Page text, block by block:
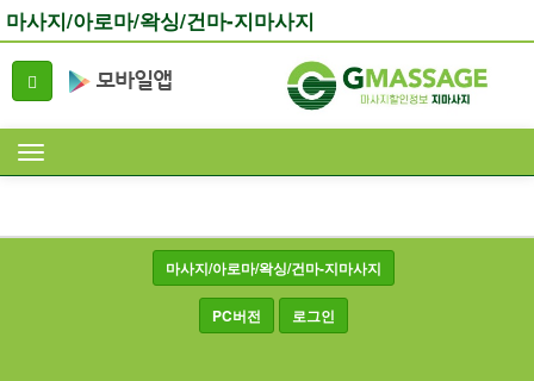
마사지/아로마/왁싱/건마-지마사지
마사지/아로마/왁싱/건마-지마사지
PC버전 로그인